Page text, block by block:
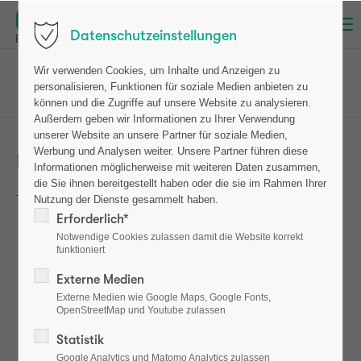
osteotest Patienten
Ursachen und Risikofaktoren
Ursachen und Risikofaktoren
Schuld an brüchigen Knochen sind in rund 70 Prozent
der Fälle die Hormone.
knochenabbauenden Zellen hemmen, wirken sich die
Wechseljahre, ab denen der Körper weniger Östrogen
produziert, negativ auf den Knochenstoffwechsel
übrigens Frauen, die als Jugendliche ihre erste
Datenschutzeinstellungen
Wir verwenden Cookies, um Inhalte und Anzeigen zu
personalisieren, Funktionen für soziale Medien anbieten zu
können und die Zugriffe auf unsere Website zu analysieren.
Außerdem geben wir Informationen zu Ihrer Verwendung
unserer Website an unsere Partner für soziale Medien,
Werbung und Analysen weiter. Unsere Partner führen diese
Informationen möglicherweise mit weiteren Daten zusammen,
die Sie ihnen bereitgestellt haben oder die sie im Rahmen Ihrer
Nutzung der Dienste gesammelt haben.
Erforderlich*
Notwendige Cookies zulassen damit die Website korrekt
funktioniert
Externe Medien
Externe Medien wie Google Maps, Google Fonts,
OpenStreetMap und Youtube zulassen
Statistik
Google Analytics und Matomo Analytics zulassen